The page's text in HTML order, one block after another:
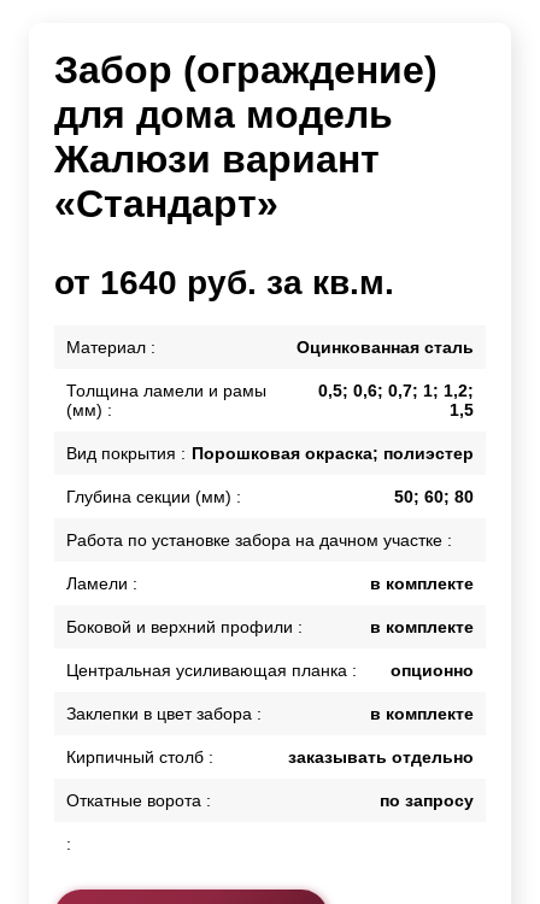
Забор (ограждение)
для дома модель
Жалюзи вариант
«Стандарт»
от 1640 руб. за кв.м.
Материал : Оцинкованная сталь
Толщина ламели и рамы
(мм) :
0,5; 0,6; 0,7; 1; 1,2;
1,5
Вид покрытия : Порошковая окраска; полиэстер
Глубина секции (мм) : 50; 60; 80
Работа по установке забора на дачном участке :
Ламели : в комплекте
Боковой и верхний профили : в комплекте
Центральная усиливающая планка : опционно
Заклепки в цвет забора : в комплекте
Кирпичный столб : заказывать отдельно
Откатные ворота : по запросу
: